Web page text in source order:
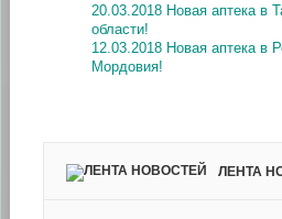
20.03.2018 Новая аптека в
области!
12.03.2018 Новая аптека в
Мордовия!
ЛЕНТА